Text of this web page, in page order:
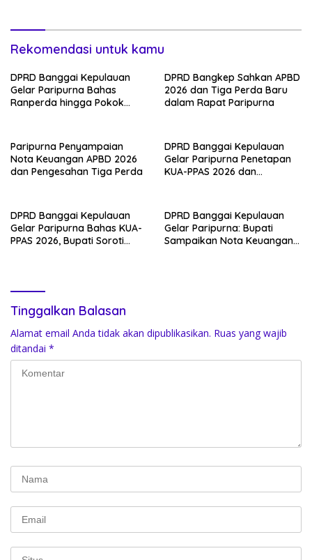
Rekomendasi untuk kamu
DPRD Banggai Kepulauan
Gelar Paripurna Bahas
Ranperda hingga Pokok
DPRD Bangkep Sahkan APBD
2026 dan Tiga Perda Baru
dalam Rapat Paripurna
Paripurna Penyampaian
Nota Keuangan APBD 2026
dan Pengesahan Tiga Perda
DPRD Banggai Kepulauan
Gelar Paripurna Penetapan
KUA-PPAS 2026 dan
DPRD Banggai Kepulauan
Gelar Paripurna Bahas KUA-
PPAS 2026, Bupati Soroti
DPRD Banggai Kepulauan
Gelar Paripurna: Bupati
Sampaikan Nota Keuangan
Tinggalkan Balasan
Alamat email Anda tidak akan dipublikasikan. Ruas yang wajib
ditandai *